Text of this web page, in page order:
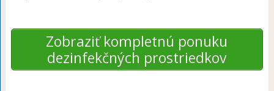
Zobraziť kompletnú ponuku
dezinfekčných prostriedkov